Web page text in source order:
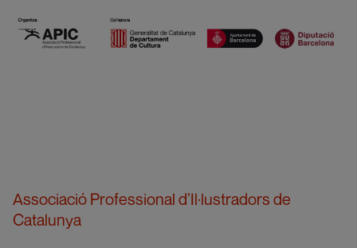
Associació Professional d’Il·lustradors de
Catalunya